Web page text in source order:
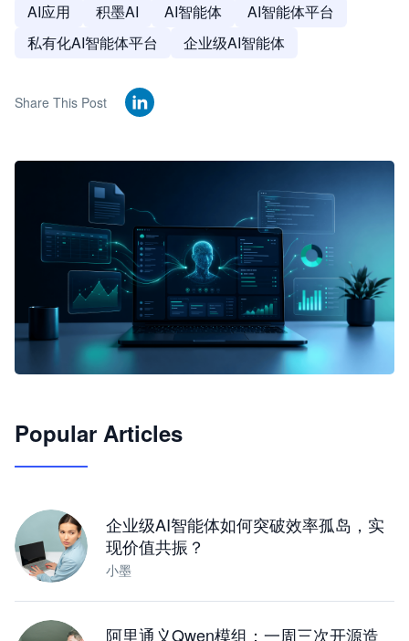
AI应用
积墨AI AI智能体
AI智能体平台
私有化AI智能体平台
企业级AI智能体
Share This Post
JimoClaw 桌面 AI Agent 工作台
Popular Articles
企业级AI智能体如何突破效率孤岛，实
现价值共振？
小墨
阿里通义Qwen模组：一周三次开源造